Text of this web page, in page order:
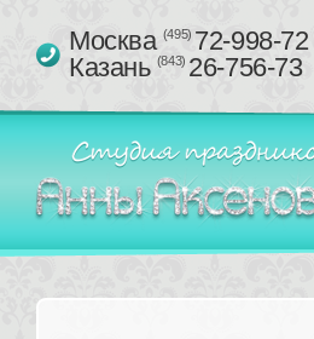
Москва (495)72-998-72
Казань (843)26-756-73